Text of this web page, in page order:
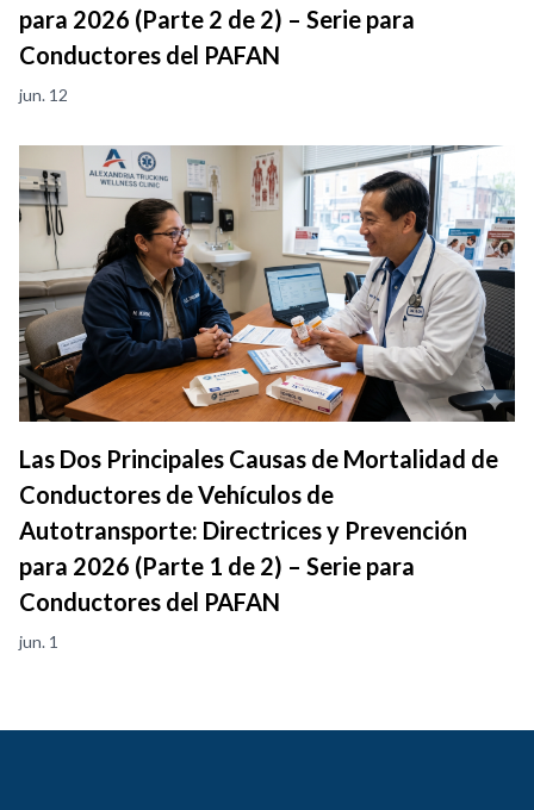
para 2026 (Parte 2 de 2) – Serie para
Conductores del PAFAN
jun. 12
Las Dos Principales Causas de Mortalidad de
Conductores de Vehículos de
Autotransporte: Directrices y Prevención
para 2026 (Parte 1 de 2) – Serie para
Conductores del PAFAN
jun. 1